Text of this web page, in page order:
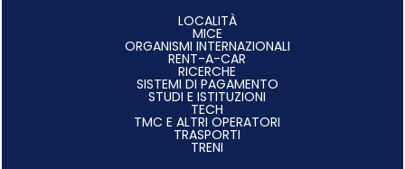
LOCALITÀ
MICE
ORGANISMI INTERNAZIONALI
RENT-A-CAR
RICERCHE
SISTEMI DI PAGAMENTO
STUDI E ISTITUZIONI
TECH
TMC E ALTRI OPERATORI
TRASPORTI
TRENI